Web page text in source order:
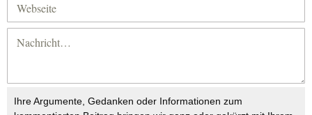
Ihre Argumente, Gedanken oder Informationen zum